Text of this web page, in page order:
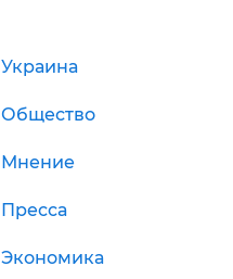
Украина
Общество
Мнение
Пресса
Экономика